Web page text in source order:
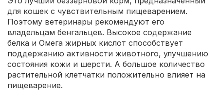
для кошек с чувствительным пищеварением.
Поэтому ветеринары рекомендуют его
владельцам бенгальцев. Высокое содержание
белка и Омега жирных кислот способствует
поддержанию активности животного, улучшению
состояния кожи и шерсти. А большое количество
растительной клетчатки положительно влияет на
пищеварение.